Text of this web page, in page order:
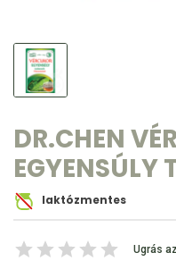
DR.CHEN
EGYENSÚLY
laktózmentes
Ugrás